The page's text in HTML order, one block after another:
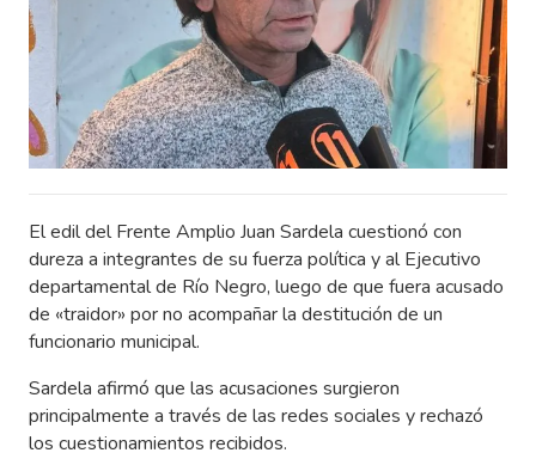
El edil del Frente Amplio Juan Sardela cuestionó con
dureza a integrantes de su fuerza política y al Ejecutivo
departamental de Río Negro, luego de que fuera acusado
de «traidor» por no acompañar la destitución de un
funcionario municipal.
Sardela afirmó que las acusaciones surgieron
principalmente a través de las redes sociales y rechazó
los cuestionamientos recibidos.